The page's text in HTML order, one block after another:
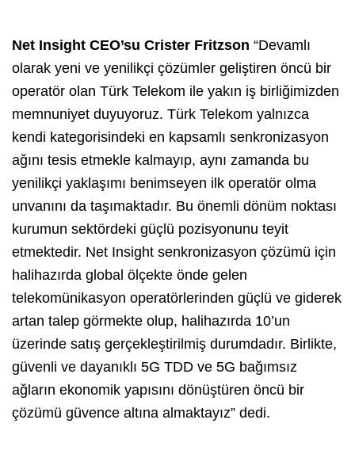
Net Insight CEO’su Crister Fritzson “Devamlı
olarak yeni ve yenilikçi çözümler geliştiren öncü bir
operatör olan Türk Telekom ile yakın iş birliğimizden
memnuniyet duyuyoruz. Türk Telekom yalnızca
kendi kategorisindeki en kapsamlı senkronizasyon
ağını tesis etmekle kalmayıp, aynı zamanda bu
yenilikçi yaklaşımı benimseyen ilk operatör olma
unvanını da taşımaktadır. Bu önemli dönüm noktası
kurumun sektördeki güçlü pozisyonunu teyit
etmektedir. Net Insight senkronizasyon çözümü için
halihazırda global ölçekte önde gelen
telekomünikasyon operatörlerinden güçlü ve giderek
artan talep görmekte olup, halihazırda 10’un
üzerinde satış gerçekleştirilmiş durumdadır. Birlikte,
güvenli ve dayanıklı 5G TDD ve 5G bağımsız
ağların ekonomik yapısını dönüştüren öncü bir
çözümü güvence altına almaktayız” dedi.